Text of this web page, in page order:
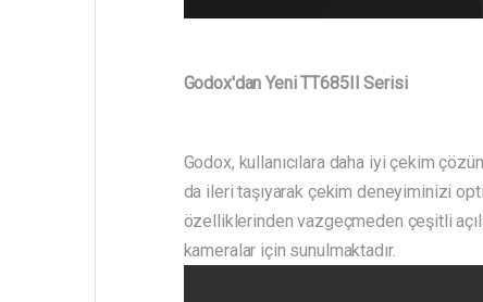
Godox'dan Yeni TT685II Serisi
Godox, kullanıcılara daha iyi çekim
da ileri taşıyarak çekim deneyiminizi
özelliklerinden vazgeçmeden çeşitli
kameralar için sunulmaktadır.